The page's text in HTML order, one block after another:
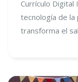
Currículo Digital
tecnología de la
transforma el